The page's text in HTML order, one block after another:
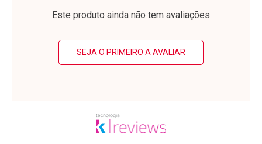
Laboratório
Por Menos Laboratório
Por Menos
Este produto ainda não tem avaliações
SEJA O PRIMEIRO A AVALIAR